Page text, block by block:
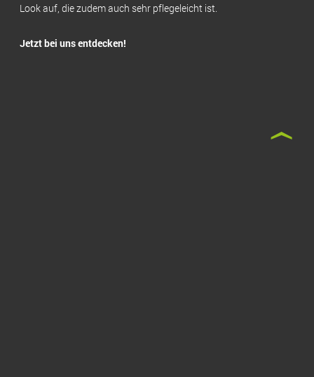
Look auf, die zudem auch sehr pflegeleicht ist.
Jetzt bei uns entdecken!